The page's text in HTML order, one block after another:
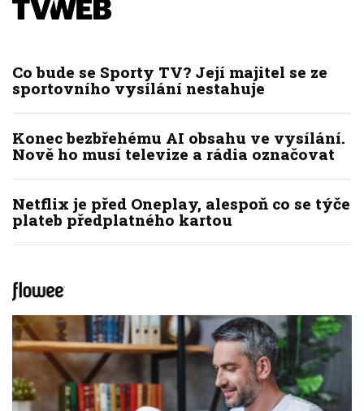
Co bude se Sporty TV? Její majitel se ze
sportovního vysílání nestahuje
Konec bezbřehému AI obsahu ve vysílání.
Nově ho musí televize a rádia označovat
Netflix je před Oneplay, alespoň co se týče
plateb předplatného kartou